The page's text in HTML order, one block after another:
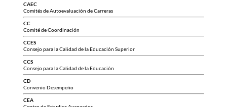
CAEC
Comités de Autoevaluación de Carreras
CC
Comité de Coordinación
CCES
Consejo para la Calidad de la Educación Superior
CCS
Consejo para la Calidad de la Educación
CD
Convenio Desempeño
CEA